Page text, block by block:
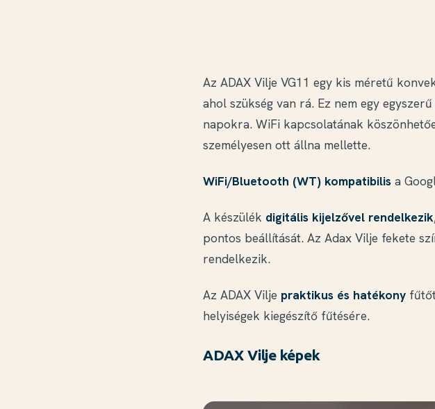
Az ADAX Vilje VG11 egy kis méretű
ahol szükség van rá. Ez nem egy
napokra. WiFi kapcsolatának
személyesen ott állna mellette.
WiFi/Bluetooth (WT) kompatibilis a
A készülék digitális kijelzővel rendelkezik
pontos beállítását. Az Adax Vilje fekete
rendelkezik.
Az ADAX Vilje praktikus és hatékony
helyiségek kiegészítő fűtésére.
ADAX Vilje képek